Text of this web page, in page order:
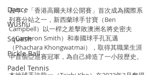
Dance
Wushu
Squash
Pickle Ball
Padel Tennis
去年，「香港高爾夫球公開賽」首次成為國際系
列賽分站之一，新西蘭球手甘寶（Ben
Campbell）以一桿之差擊敗澳洲名將史密夫
（Cameron Smith）和泰國球手孔瓦邁
（Phachara Khongwatmai），取得其職業生涯
中首個亞巡賽冠軍，為自己締造了一小段歷史。